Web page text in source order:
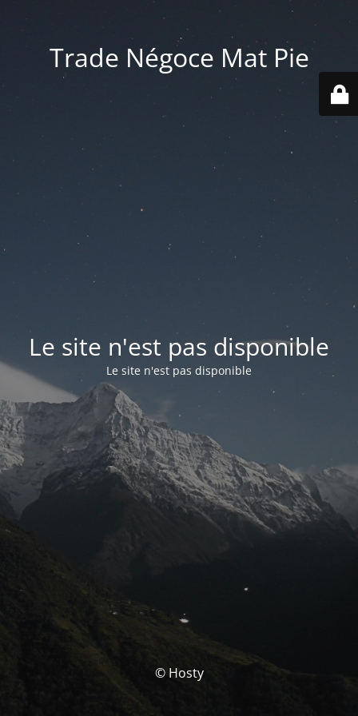
Trade Négoce Mat Pie
Le site n'est pas disponible
Le site n'est pas disponible
© Hosty